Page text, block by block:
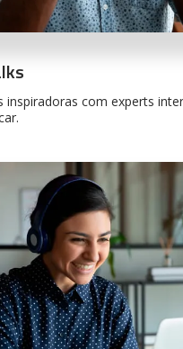
inspiradoras com experts